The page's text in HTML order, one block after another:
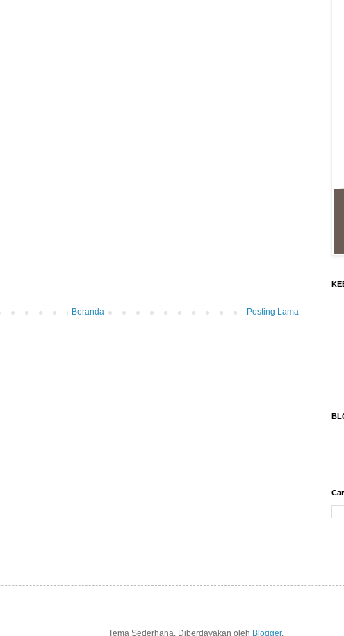
Posting Lama
Beranda
Tema Sederhana. Diberdayakan oleh Blogger.